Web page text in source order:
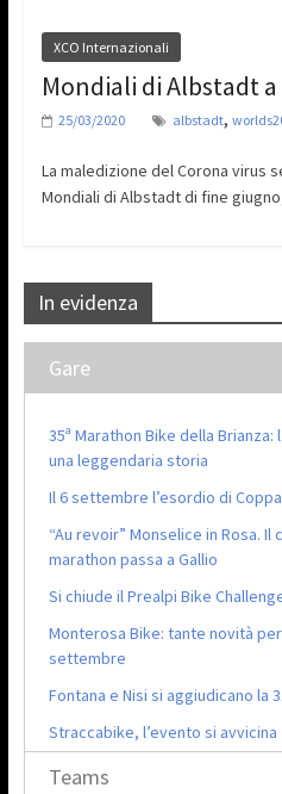
XCO Internazionali
Mondiali di Albstadt a
25/03/2020 albstadt,
La maledizione del Corona virus
Mondiali di Albstadt di fine
In evidenza
Gare
35ª Marathon Bike della
una leggendaria storia
Il 6 settembre l’esordio di
“Au revoir” Monselice in Rosa.
marathon passa a Gallio
Si chiude il Prealpi Bike
Monterosa Bike: tante novità
settembre
Fontana e Nisi si aggiudicano la
Straccabike, l’evento si avvicina
Teams